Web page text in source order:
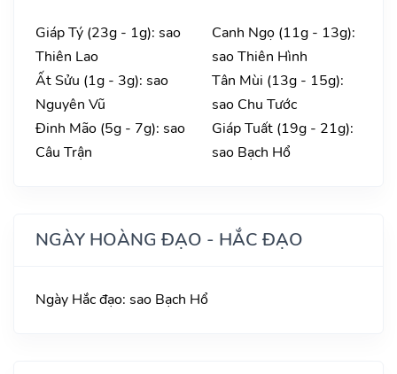
Giáp Tý (23g - 1g): sao
Thiên Lao
Ất Sửu (1g - 3g): sao
Nguyên Vũ
Đinh Mão (5g - 7g): sao
Câu Trận
Canh Ngọ (11g - 13g):
sao Thiên Hình
Tân Mùi (13g - 15g):
sao Chu Tước
Giáp Tuất (19g - 21g):
sao Bạch Hổ
NGÀY HOÀNG ĐẠO - HẮC ĐẠO
Ngày Hắc đạo: sao Bạch Hổ